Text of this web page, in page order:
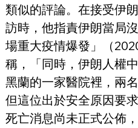
類似的評論。在接受伊
訪時，他指責伊朗當局
場重大疫情爆發」（
稱，「同時，伊朗人權
黑蘭的一家醫院裡，兩
但這位出於安全原因要
死亡消息尚未正式公佈